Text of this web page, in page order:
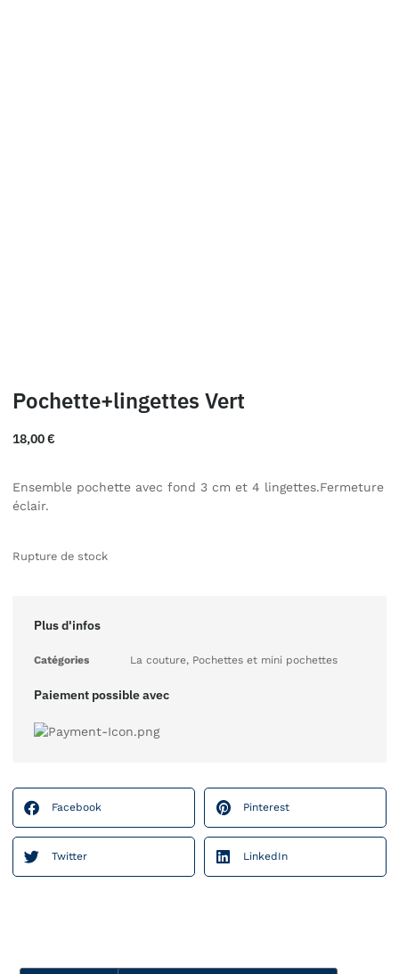
Pochette+lingettes Vert
18,00€
Ensemble pochette avec fond 3 cm et 4 lingettes.Fermeture
éclair.
Rupture de stock
Plus d'infos
Catégories La couture, Pochettes et mini pochettes
Paiement possible avec
Facebook Pinterest
Twitter LinkedIn